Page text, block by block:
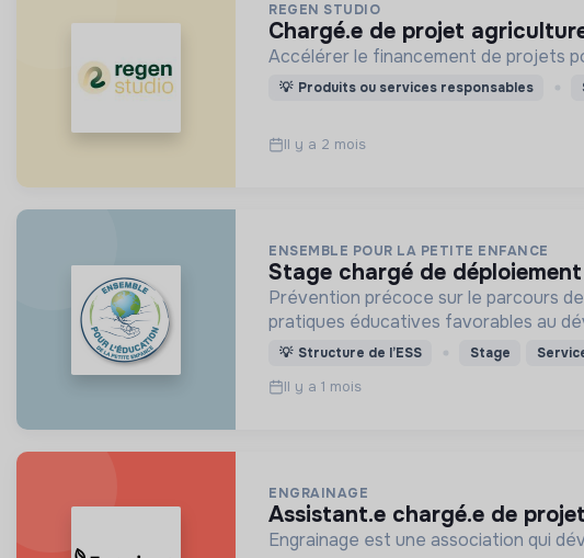
REGEN STUDIO
chargé.e de projet
Accélérer le financement de projets
💡 Produits ou services responsables
Il y a 2 mois
ENSEMBLE POUR LA PETITE ENFANCE
stage chargé de
Prévention précoce sur le parcours
pratiques éducatives favorables au
💡 Structure de l’ESS Stage
Il y a 1 mois
ENGRAINAGE
assistant.e chargé.e de
Engrainage est une association qui